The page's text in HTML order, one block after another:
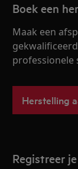
Boek een
Maak een
professionele
Herstelling
Registreer